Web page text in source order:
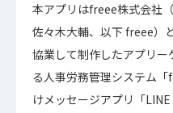
本アプリはfreee株式会社
佐々木大輔、以下 freee）
協業して制作したアプリ
る人事労務管理システム
けメッセージアプリ「